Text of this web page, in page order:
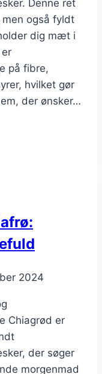
Denne ret
også fyldt
dig mæt i
på fibre,
hvilket gør
der ønsker…
2024
Chiagrød er
der søger
morgenmad